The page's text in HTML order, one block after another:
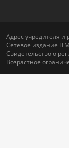
Адрес учредителя и
Сетевое издание
Свидетельство о
Возрастное